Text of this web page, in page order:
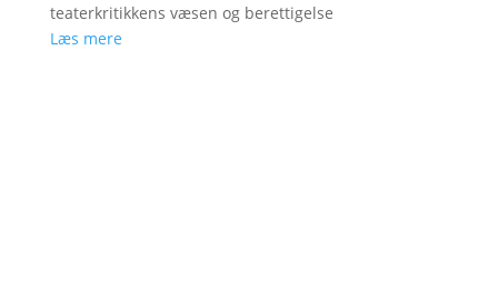
teaterkritikkens væsen og berettigelse
Læs mere